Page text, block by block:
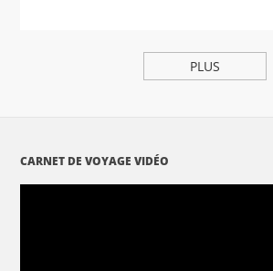
PLUS
CARNET DE VOYAGE VIDÉO